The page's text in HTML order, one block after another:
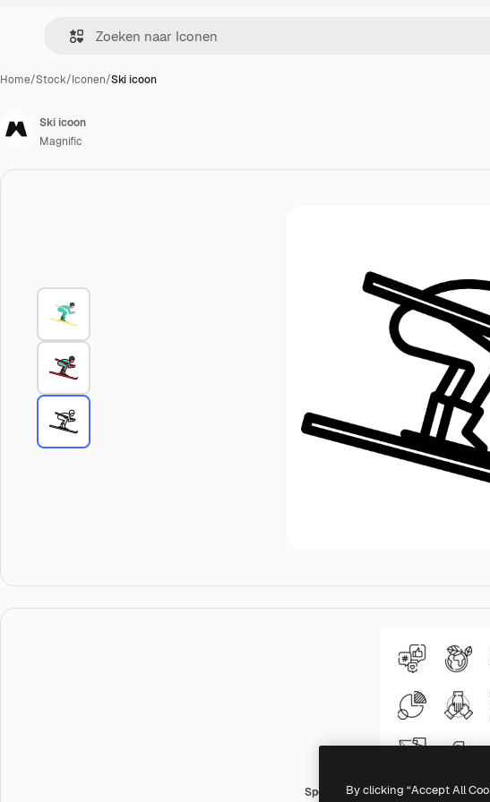
Home/Stock/Iconen/Ski icoon
Special Lineal
Ski icoon
Magnific
By clicking “Accept All